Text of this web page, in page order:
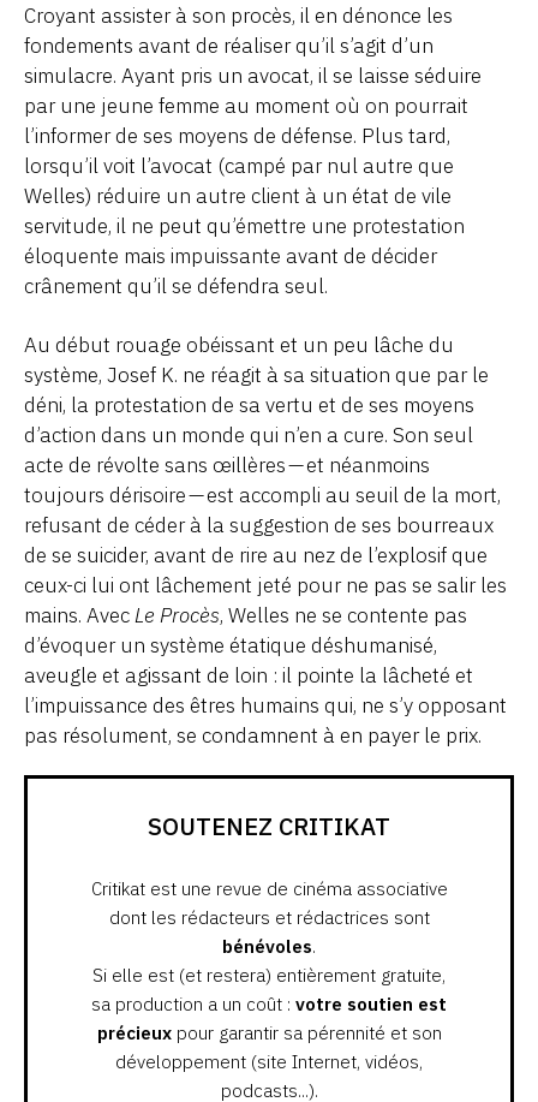
Croyant assister à son procès, il en dénonce les
fondements avant de réaliser qu’il s’agit d’un
simulacre. Ayant pris un avocat, il se laisse séduire
par une jeune femme au moment où on pourrait
l’informer de ses moyens de défense. Plus tard,
lorsqu’il voit l’avocat (campé par nul autre que
Welles) réduire un autre client à un état de vile
servitude, il ne peut qu’émettre une protestation
éloquente mais impuissante avant de décider
crânement qu’il se défendra seul.
Au début rouage obéissant et un peu lâche du
système, Josef K. ne réagit à sa situation que par le
déni, la protestation de sa vertu et de ses moyens
d’action dans un monde qui n’en a cure. Son seul
acte de révolte sans œillères — et néanmoins
toujours dérisoire — est accompli au seuil de la mort,
refusant de céder à la suggestion de ses bourreaux
de se suicider, avant de rire au nez de l’explosif que
ceux-ci lui ont lâchement jeté pour ne pas se salir les
mains. AvecLe Procès, Welles ne se contente pas
d’évoquer un système étatique déshumanisé,
aveugle et agissant de loin : il pointe la lâcheté et
l’impuissance des êtres humains qui, ne s’y opposant
pas résolument, se condamnent à en payer le prix.
SOUTENEZ CRITIKAT
Critikat est une revue de cinéma associative
dont les rédacteurs et rédactrices sont
bénévoles.
Si elle est (et restera) entièrement gratuite,
sa production a un coût : votre soutien est
précieuxpour garantir sa pérennité et son
développement (site Internet, vidéos,
podcasts...).